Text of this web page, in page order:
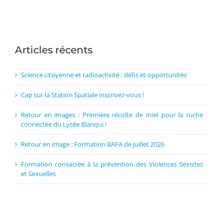
Articles récents
Science citoyenne et radioactivité : défis et opportunités
Cap sur la Station Spatiale inscrivez-vous !
Retour en images : Première récolte de miel pour la ruche
connectée du Lycée Blanqui !
Retour en image : Formation BAFA de juillet 2026
Formation consacrée à la prévention des Violences Sexistes
et Sexuelles